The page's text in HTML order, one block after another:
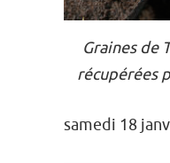
Graines de
récupérées
samedi 18